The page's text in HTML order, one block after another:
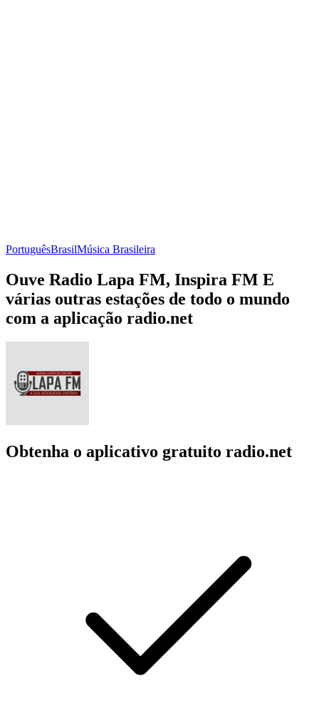
PortuguêsBrasilMúsica Brasileira
Ouve Radio Lapa FM, Inspira FM E
várias outras estações de todo o mundo
com a aplicação radio.net
Obtenha o aplicativo gratuito radio.net